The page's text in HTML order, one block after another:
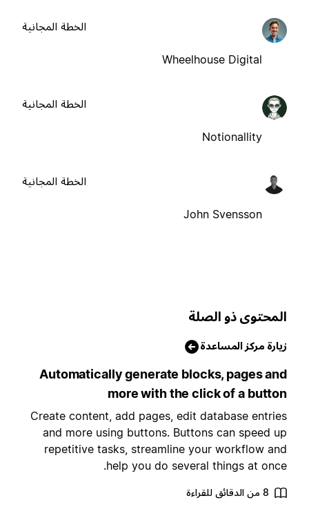
Wheelhouse Digital
الخطة المجانية
Notionallity
الخطة المجانية
John Svensson
الخطة المجانية
ذو الصلة
مركز المساعدة
Automatically generate blocks, pages
more with the click of a
Create content, add pages, edit database
and more using buttons. Buttons can speed
repetitive tasks, streamline your workflow
help you do several things at
8 من الدقائق للقراءة